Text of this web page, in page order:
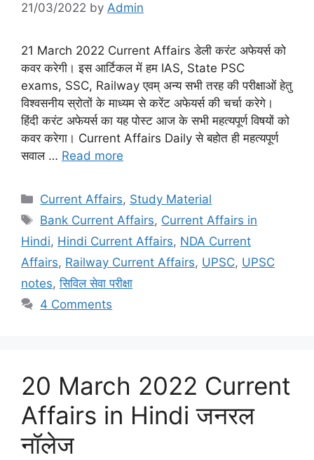
21/03/2022 by Admin
21 March 2022 Current Affairs डेली करंट अफेयर्स को
कवर करेगी। इस आर्टिकल में हम IAS, State PSC
exams, SSC, Railway एवम् अन्य सभी तरह की परीक्षाओं हेतु
विश्वसनीय स्रोतों के माध्यम से करेंट अफेयर्स की चर्चा करेगे।
हिंदी करंट अफेयर्स का यह पोस्ट आज के सभी महत्यपूर्ण विषयों को
कवर करेगा। Current Affairs Daily से बहोत ही महत्यपूर्ण
सवाल … Read more
Categories
Current Affairs, Study Material
Tags
Bank Current Affairs, Current Affairs in
Hindi, Hindi Current Affairs, NDA Current
Affairs, Railway Current Affairs, UPSC, UPSC
notes,सिविल सेवा परीक्षा
4 Comments
20 March 2022 Current
Affairs in Hindi जनरल
नॉलेज